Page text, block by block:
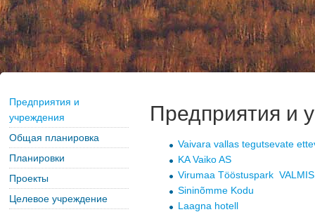
Предприятия и
учреждения
Общая планировка
Планировки
Проекты
Целевое учреждение
Предприятия и
Vaivara vallas tegutsevate
KA Vaiko AS
Virumaa Tööstuspark
Sininõmme Kodu
Laagna hotell